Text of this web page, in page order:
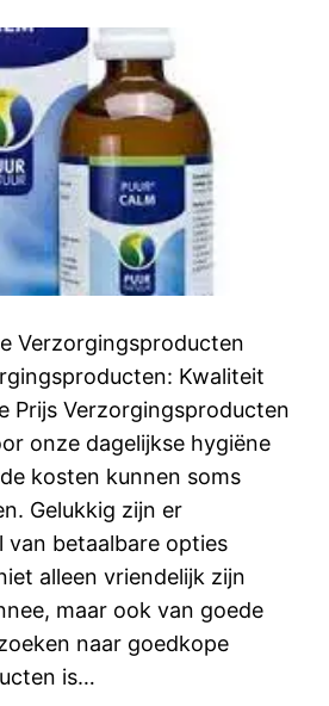
Verzorgingsproducten
Kwaliteit
Prijs Verzorgingsproducten
onze dagelijkse hygiëne
kosten kunnen soms
Gelukkig zijn er
betaalbare opties
alleen vriendelijk zijn
maar ook van goede
naar goedkope
is…